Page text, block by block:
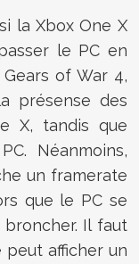
la Xbox One X
le PC en
of War 4,
présense des
X, tandis que
Néanmoins,
un framerate
que le PC se
Il faut
afficher un